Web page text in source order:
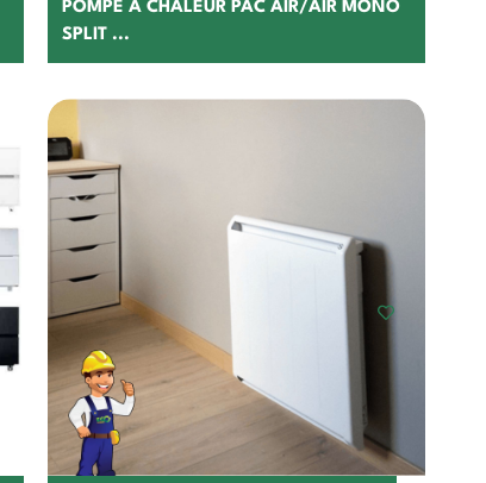
POMPE À CHALEUR PAC AIR/AIR MONO
SPLIT ...